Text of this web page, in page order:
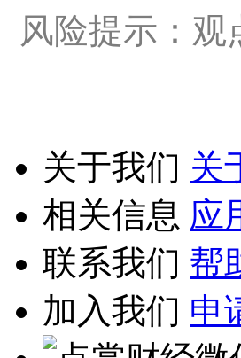
风险提示：
关于我们 关
相关信息 应
联系我们 帮
加入我们 申